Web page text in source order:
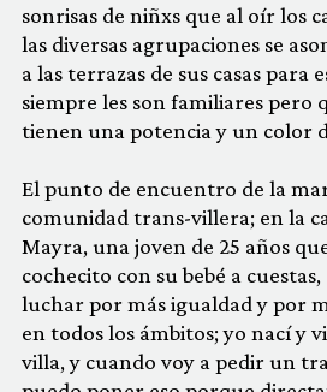
sonrisas de niñxs que al oír los
las diversas agrupaciones se
a las terrazas de sus casas para
siempre les son familiares pero
tienen una potencia y un color
El punto de encuentro de la
comunidad trans-villera; en la
Mayra, una joven de 25 años
cochecito con su bebé a
luchar por más igualdad y por
en todos los ámbitos; yo nací y
villa, y cuando voy a pedir un